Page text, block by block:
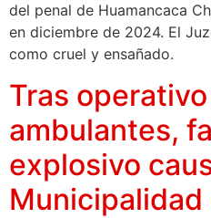
del penal de Huamancaca
en diciembre de 2024. El
como cruel y ensañado.
Tras
ambulantes,
explosivo
Municipalidad